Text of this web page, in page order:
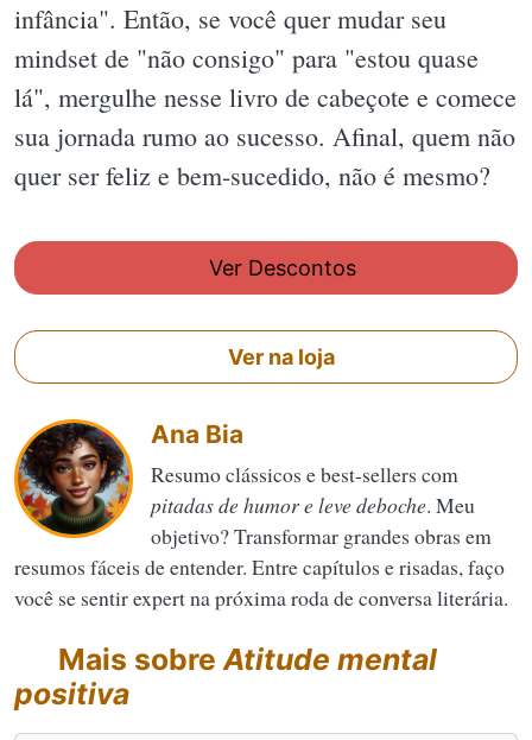
infância". Então, se você quer mudar seu
mindset de "não consigo" para "estou quase
lá", mergulhe nesse livro de cabeçote e comece
sua jornada rumo ao sucesso. Afinal, quem não
quer ser feliz e bem-sucedido, não é mesmo?
Ver Descontos
Ver na loja
Ana Bia
Resumo clássicos e best-sellers com
pitadas de humor e leve deboche. Meu
objetivo? Transformar grandes obras em
resumos fáceis de entender. Entre capítulos e risadas, faço
você se sentir expert na próxima roda de conversa literária.
Mais sobre Atitude mental
positiva